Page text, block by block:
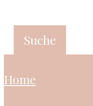
home